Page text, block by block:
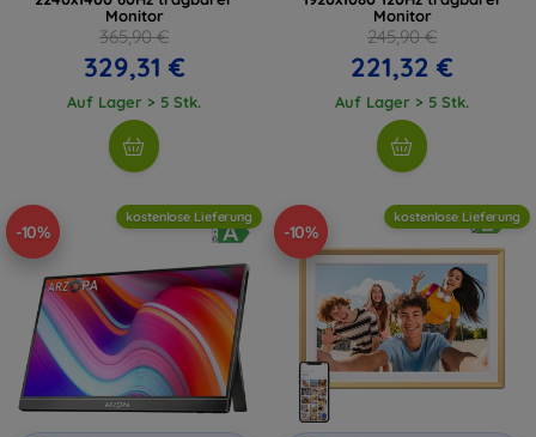
Monitor
365,90 €
329,31 €
Auf Lager > 5 Stk.
Monitor
245,90 €
221,32 €
Auf Lager > 5 Stk.
-10%
kostenlose Lieferung
-10%
kostenlose Lieferung